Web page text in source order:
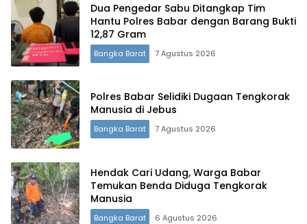
Dua Pengedar Sabu Ditangkap Tim
Hantu Polres Babar dengan Barang Bukti
12,87 Gram
Bangka Barat 7 Agustus 2026
Polres Babar Selidiki Dugaan Tengkorak
Manusia di Jebus
Bangka Barat 7 Agustus 2026
Hendak Cari Udang, Warga Babar
Temukan Benda Diduga Tengkorak
Manusia
Bangka Barat 6 Agustus 2026